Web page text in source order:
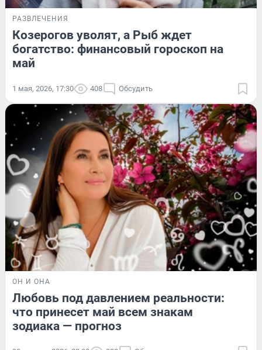
РАЗВЛЕЧЕНИЯ
Козерогов уволят, а Рыб ждет
богатство: финансовый гороскоп на
май
1 мая, 2026, 17:30 408 Обсудить
ОН И ОНА
Любовь под давлением реальности:
что принесет май всем знакам
зодиака — прогноз